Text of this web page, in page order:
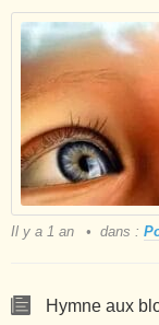
Il y a 1 an dans :
Hymne aux